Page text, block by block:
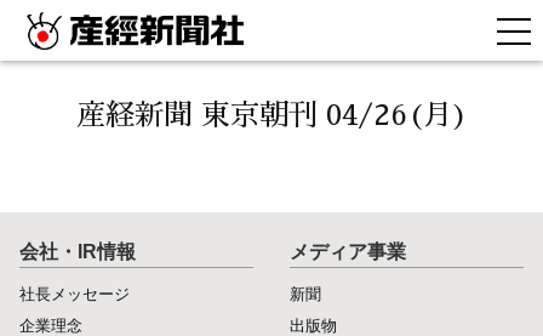
産経新聞 東京朝刊 04/26(月)
会社・IR情報
社長メッセージ
企業理念
メディア事業
新聞
出版物